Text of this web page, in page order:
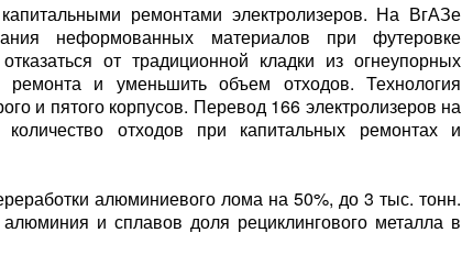
ремонтами электролизеров. На ВгАЗе
неформованных материалов при футеровке
от традиционной кладки из огнеупорных
ремонта и уменьшить объем отходов. Технология
и пятого корпусов. Перевод 166 электролизеров на
отходов при капитальных ремонтах и
алюминиевого лома на 50%, до 3 тыс. тонн.
и сплавов доля рециклингового металла в